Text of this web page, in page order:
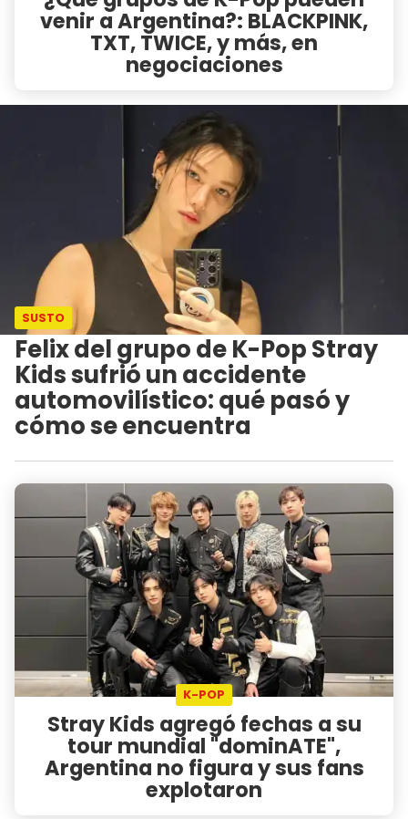
venir a Argentina?: BLACKPINK,
TXT, TWICE, y más, en
negociaciones
SUSTO
Felix del grupo de K-Pop Stray
Kids sufrió un accidente
automovilístico: qué pasó y
cómo se encuentra
K-POP
Stray Kids agregó fechas a su
tour mundial "dominATE",
Argentina no figura y sus fans
explotaron